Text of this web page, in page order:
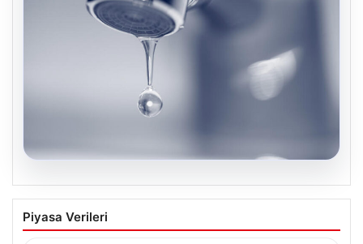
İstanbul’un 8 İlçesinde Geniş Kapsamlı
Su Kesintisi Gerçekleşecek
Piyasa Verileri